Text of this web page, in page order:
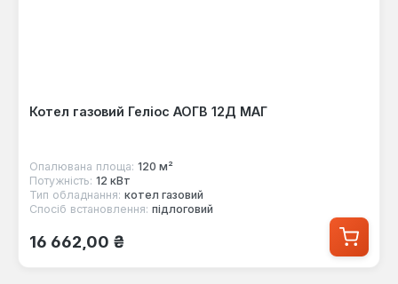
Котел газовий Геліос АОГВ 12Д МАГ
Опалювана площа: 120 м²
Потужність: 12 кВт
Тип обладнання: котел газовий
Спосіб встановлення: підлоговий
Звичайна ціна:
16 662,00 ₴